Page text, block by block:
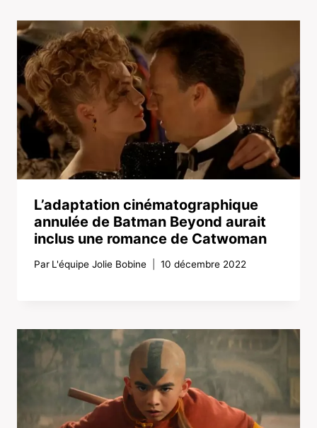
L’adaptation cinématographique
annulée de Batman Beyond aurait
inclus une romance de Catwoman
Par L'équipe Jolie Bobine 10 décembre 2022